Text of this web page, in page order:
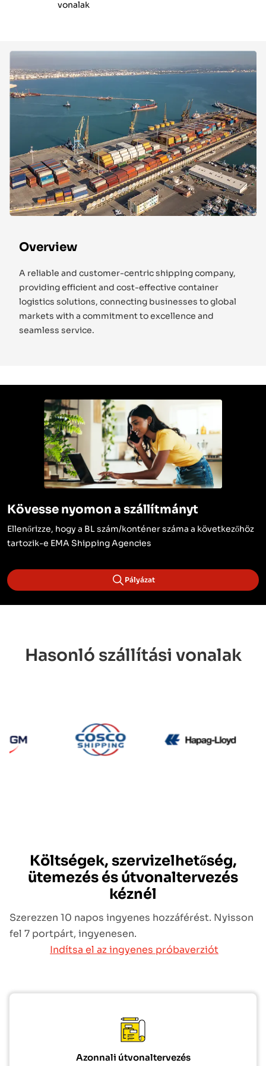
vonalak
Overview
A reliable and customer-centric shipping company,
providing efficient and cost-effective container
logistics solutions, connecting businesses to global
markets with a commitment to excellence and
seamless service.
Kövesse nyomon a szállítmányt
Ellenőrizze, hogy a BL szám/konténer száma a következőhöz
tartozik-e EMA Shipping Agencies
Pályázat
Hasonló szállítási vonalak
Költségek, szervizelhetőség,
ütemezés és útvonaltervezés
kéznél
Szerezzen 10 napos ingyenes hozzáférést. Nyisson
fel 7 portpárt, ingyenesen.
Indítsa el az ingyenes próbaverziót
Azonnali útvonaltervezés